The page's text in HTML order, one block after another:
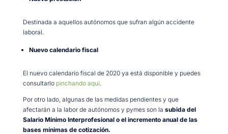
Destinada a aquellos autónomos que sufran algún accidente
laboral.
Nuevo calendario fiscal
El nuevo calendario fiscal de 2020 ya está disponible y puedes
consultarlo pinchando aquí.
Por otro lado, algunas de las medidas pendientes y que
afectarán a la labor de autónomos y pymes son la subida del
Salario Mínimo Interprofesional o el incremento anual de las
bases mínimas de cotización.